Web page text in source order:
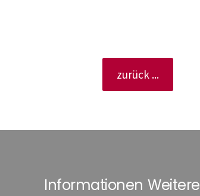
zurück ...
Informationen Weitere